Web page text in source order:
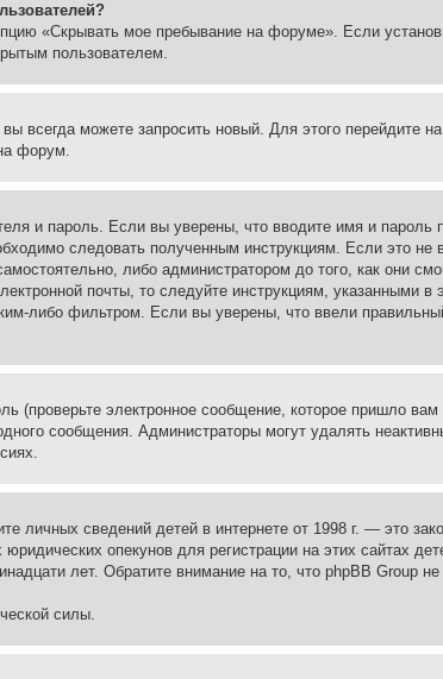
«Скрывать мое пребывание на форуме». Если
пользователем.
всегда можете запросить новый. Для этого перейдите
форум.
и пароль. Если вы уверены, что вводите имя и
следовать полученным инструкциям. Если это
либо администратором до того, как они
почты, то следуйте инструкциям,
либо фильтром. Если вы уверены, что ввели
(проверьте электронное сообщение, которое пришло
сообщения. Администраторы могут удалять
личных сведений детей в интернете от 1998 г. — это
опекунов для регистрации на этих сайтах
лет. Обратите внимание на то, что phpBB Group
силы.